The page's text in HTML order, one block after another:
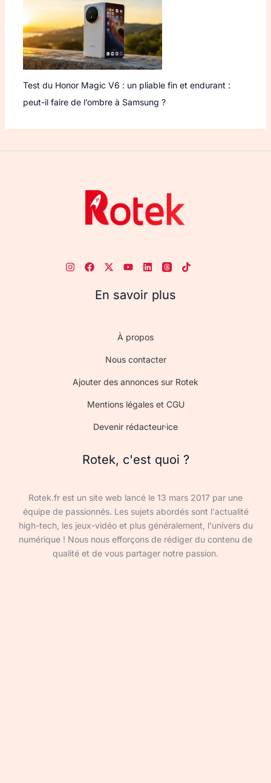
Test du Honor Magic V6 : un pliable fin et endurant :
peut-il faire de l’ombre à Samsung ?
En savoir plus
À propos
Nous contacter
Ajouter des annonces sur Rotek
Mentions légales et CGU
Devenir rédacteur·ice
Rotek, c'est quoi ?
Rotek.fr est un site web lancé le 13 mars 2017 par une
équipe de passionnés. Les sujets abordés sont l'actualité
high-tech, les jeux-vidéo et plus généralement, l'univers du
numérique ! Nous nous efforçons de rédiger du contenu de
qualité et de vous partager notre passion.